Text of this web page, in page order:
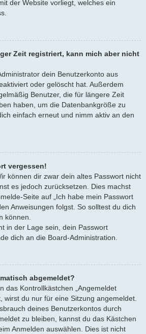
der Website vorliegt, welches ein
Zeit registriert, kann mich aber nicht
dein Benutzerkonto aus
oder gelöscht hat. Außerdem
Benutzer, die für längere Zeit
haben, um die Datenbankgröße zu
einfach erneut und nimm aktiv an den
vergessen!
können dir zwar dein altes Passwort nicht
es jedoch zurücksetzen. Dies machst
Seite auf „Ich habe mein Passwort
Anweisungen folgst. So solltest du dich
können.
in der Lage sein, dein Passwort
dich an die Board-Administration.
abgemeldet?
das Kontrollkästchen „Angemeldet
wirst du nur für eine Sitzung angemeldet.
deines Benutzerkontos durch
zu bleiben, kannst du das Kästchen
Anmelden auswählen. Dies ist nicht